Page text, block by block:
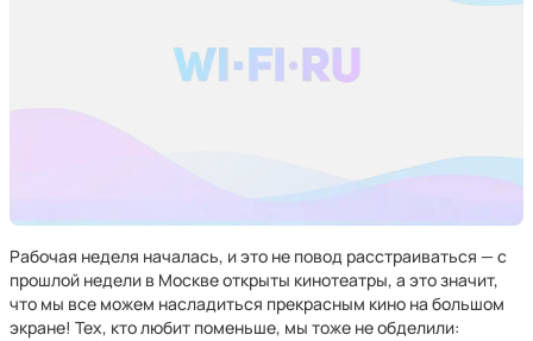
Рабочая неделя началась, и это не повод расстраиваться — с
прошлой недели в Москве открыты кинотеатры, а это значит,
что мы все можем насладиться прекрасным кино на большом
экране! Тех, кто любит поменьше, мы тоже не обделили: